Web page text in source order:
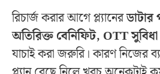
রিচার্জ করার আগে প্ল্যানেরডাটার
অতিরিক্ত বেনিফিট, OTT
যাচাই করা জরুরি। কারণ নিজের